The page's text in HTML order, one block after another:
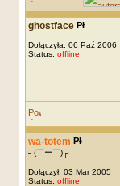
ghostface
Dołączyła: 06 Paź 2006
Status: offline
wa-totem
┐(￣ー￣)┌
Dołączył: 03 Mar 2005
Status: offline